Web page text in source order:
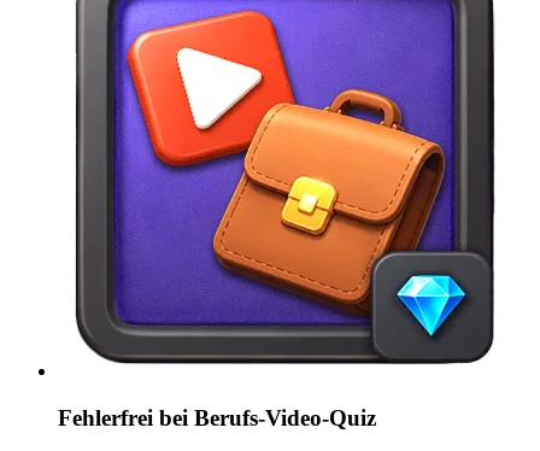
Fehlerfrei bei Berufs-Video-Quiz